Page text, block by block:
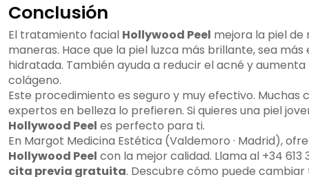
Conclusión
El tratamiento facial Hollywood Peel mejora la piel de
maneras. Hace que la piel luzca más brillante, sea más
hidratada. También ayuda a reducir el acné y
colágeno.
Este procedimiento es seguro y muy efectivo. Muchas
expertos en belleza lo prefieren. Si quieres una piel
Hollywood Peel es perfecto para ti.
En Margot Medicina Estética (Valdemoro · Madrid),
Hollywood Peel con la mejor calidad. Llama al +34 613
cita previa gratuita. Descubre cómo puede cambiar